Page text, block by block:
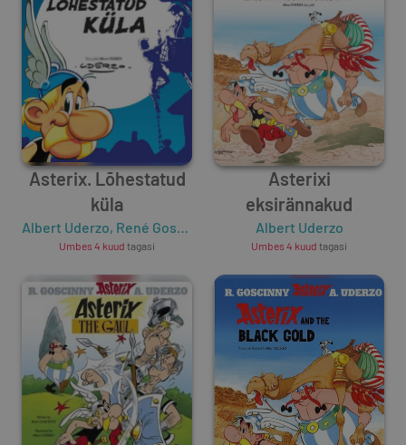
Asterix. Lõhestatud
küla
Albert Uderzo, René Goscinny
Umbes 4 kuud tagasi
Asterixi
eksirännakud
Albert Uderzo
Umbes 4 kuud tagasi